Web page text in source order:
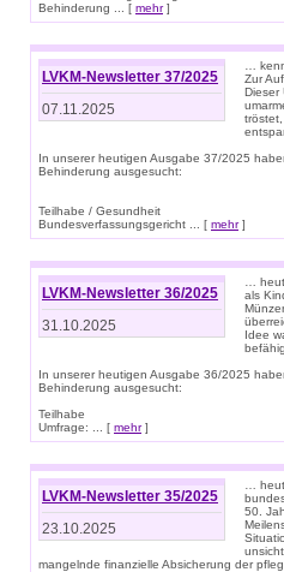
Behinderung ... [ mehr]
LVKM-Newsletter 37/2025
07.11.2025
…
Zur
Dieser
In unserer heutigen Ausgabe 37/2025
Behinderung ausgesucht:
Teilhabe / Gesundheit
Bundesverfassungsgericht ... [ mehr]
LVKM-Newsletter 36/2025
31.10.2025
…
als
Idee
In unserer heutigen Ausgabe 36/2025
Behinderung ausgesucht:
Teilhabe
Umfrage: ... [ mehr]
LVKM-Newsletter 35/2025
23.10.2025
…
50.
mangelnde finanzielle Absicherung der